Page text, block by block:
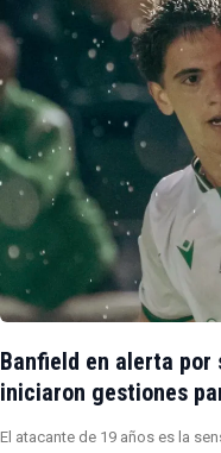
Banfield en alerta por
iniciaron gestiones
El atacante de 19 años es la